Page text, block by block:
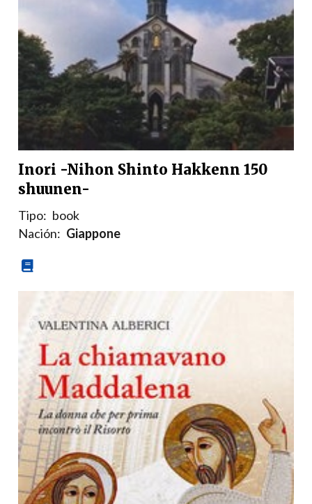
Inori -Nihon Shinto Hakkenn 150
shuunen-
Tipo: book
Nación: Giappone